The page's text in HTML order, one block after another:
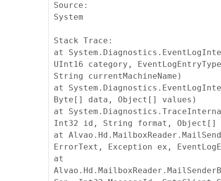
Source:
System
Stack Trace:
at
UInt16 category,
String currentMachineName)
at
Byte[] data, Object[] values)
at
Int32 id, String format, Object[]
at
ErrorText, Exception ex,
at